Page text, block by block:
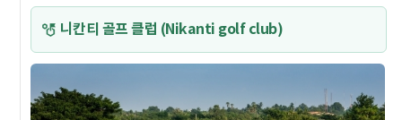
니칸티 골프 클럽 (Nikanti golf club)